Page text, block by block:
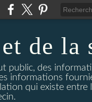
de la
public, des
informations
qui existe